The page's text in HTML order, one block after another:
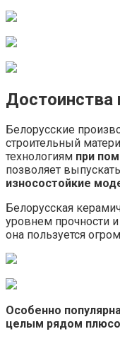
Достоинства
Белорусские
строительный
технологиям при
позволяет выпускать
износостойкие
Белорусская
уровнем прочности
она пользуется
Особенно
целым рядом